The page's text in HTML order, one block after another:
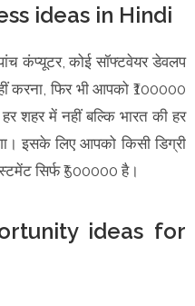
ideas in Hindi
कंप्यूटर, कोई सॉफ्टवेयर डेवलप
करना, फिर भी आपको ₹100000
शहर में नहीं बल्कि भारत की हर
इसके लिए आपको किसी डिग्री
सिर्फ ₹500000 है।
ideas for